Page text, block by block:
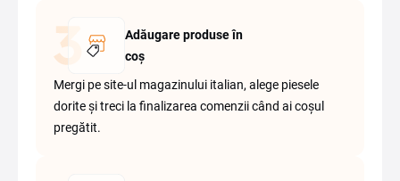
Adăugare produse în
coș
Mergi pe site-ul magazinului italian, alege piesele
dorite și treci la finalizarea comenzii când ai coșul
pregătit.